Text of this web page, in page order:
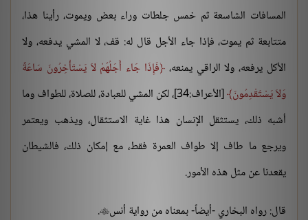
المسافات الشاسعة ثم خمس جلطات وراء بعض ويموت، رأينا هذا،
متتابعة ثم يموت، فإذا جاء الأجل قال له: قف، لا المشي يدفعه، ولا
الأكل يرفعه، ولا الراقي يمنعه، فَإِذَا جَاء أَجَلُهُمْ لاَ يَسْتَأْخِرُونَ سَاعَةً
وَلاَ يَسْتَقْدِمُونَ
[الأعراف:34]، لكن المشي للعبادة، للصلاة، للطواف وما
أشبه ذلك، يستثقل الإنسان هذا غاية الاستثقال، ويذهب ويعتمر
ويرجع ما طاف إلا طواف العمرة فقط، مع إمكان ذلك، فالشيطان
يقعدنا عن مثل هذه الأمور.
قال: رواه البخاري -أيضاً- بمعناه من رواية أنس
.